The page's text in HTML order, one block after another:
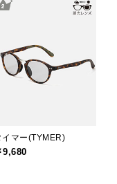
イマー(TYMER)
9,680